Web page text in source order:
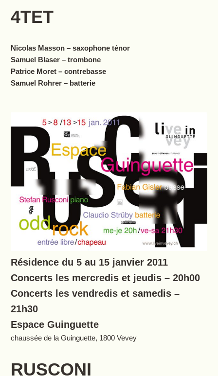
4TET
Nicolas Masson – saxophone ténor
Samuel Blaser – trombone
Patrice Moret – contrebasse
Samuel Rohrer – batterie
Résidence du 5 au 15 janvier 2011
Concerts les mercredis et jeudis – 20h00
Concerts les vendredis et samedis –
21h30
Espace Guinguette
chaussée de la Guinguette, 1800 Vevey
RUSCONI